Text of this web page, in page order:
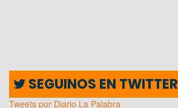
SEGUINOS EN TWITTER
Tweets por Diario La Palabra